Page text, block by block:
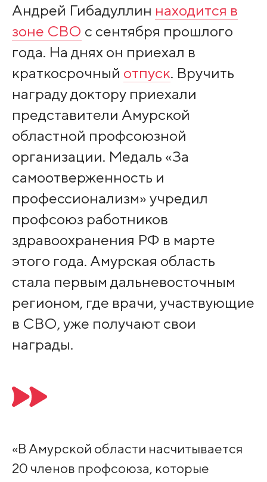
Андрей Гибадуллин находится в
зоне СВО с сентября прошлого
года. На днях он приехал в
краткосрочный отпуск. Вручить
награду доктору приехали
представители Амурской
областной профсоюзной
организации. Медаль «За
самоотверженность и
профессионализм» учредил
профсоюз работников
здравоохранения РФ в марте
этого года. Амурская область
стала первым дальневосточным
регионом, где врачи, участвующие
в СВО, уже получают свои
награды.
«В Амурской области насчитывается
20 членов профсоюза, которые